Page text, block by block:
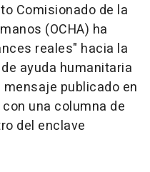
Comisionado de la
(OCHA) ha
reales" hacia la
ayuda humanitaria
mensaje publicado en
una columna de
del enclave